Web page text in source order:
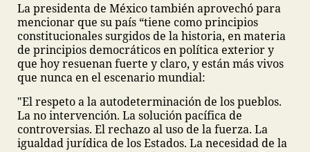
La presidenta de México también aprovechó para
mencionar que su país “tiene como principios
constitucionales surgidos de la historia, en materia
de principios democráticos en política exterior y
que hoy resuenan fuerte y claro, y están más vivos
que nunca en el escenario mundial:
"El respeto a la autodeterminación de los pueblos.
La no intervención. La solución pacífica de
controversias. El rechazo al uso de la fuerza. La
igualdad jurídica de los Estados. La necesidad de la